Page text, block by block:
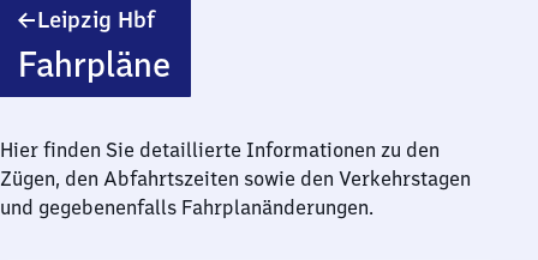
Leipzig HbfLeipzig
Fahrpläne
Hier finden Sie detaillierte Informationen zu den
Zügen, den Abfahrtszeiten sowie den Verkehrstagen
und gegebenenfalls Fahrplanänderungen.